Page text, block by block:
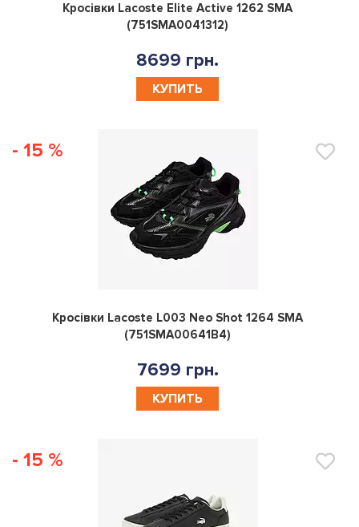
0
Кросівки Lacoste Elite Active 1262 SMA
(751SMA0041312)
8699 грн.
КУПИТЬ
- 15 %
0
Кросівки Lacoste L003 Neo Shot 1264 SMA
(751SMA00641B4)
7699 грн.
КУПИТЬ
- 15 %